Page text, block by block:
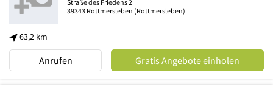
63,2 km
Straße des Friedens 2
39343 Rottmersleben (Rottmersleben)
Anrufen Gratis Angebote einholen